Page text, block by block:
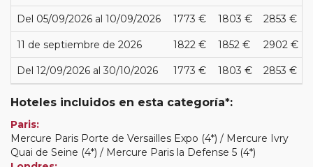
Del 05/09/2026 al 10/09/2026 1773 € 1803 € 2853 €
11 de septiembre de 2026 1822 € 1852 € 2902 €
Del 12/09/2026 al 30/10/2026 1773 € 1803 € 2853 €
Hoteles incluidos en esta categoría*:
Paris:
Mercure Paris Porte de Versailles Expo (4*) / Mercure Ivry
Quai de Seine (4*) / Mercure Paris la Defense 5 (4*)